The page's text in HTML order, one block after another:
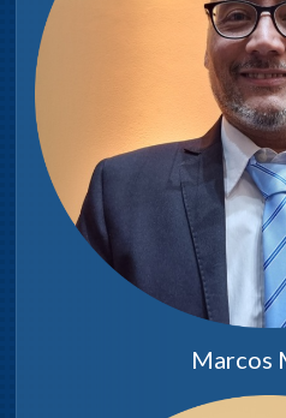
Jonny
Dia y hora
Jueves
COMETIDOS
Será su
en
sometidos a
Junta,
Educación
promoción, etc.
Marcos